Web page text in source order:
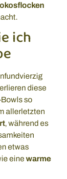
ich
diese
so
allerletzten
, während es
etwas
einewarme